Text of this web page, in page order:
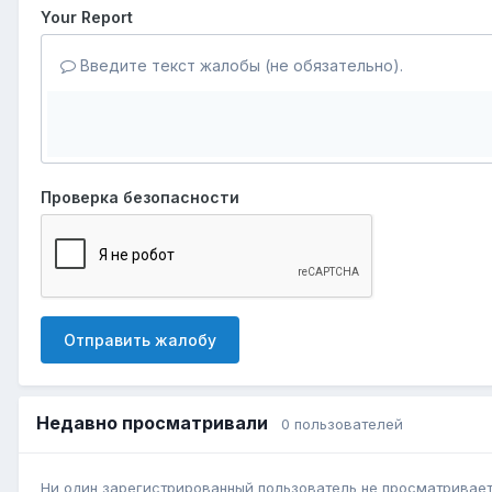
Your Report
Введите текст жалобы (не обязательно).
Проверка безопасности
Отправить жалобу
Недавно просматривали 0 пользователей
Ни один зарегистрированный пользователь не